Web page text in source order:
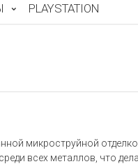
PLAYSTATION
микроструйной
всех металлов, что